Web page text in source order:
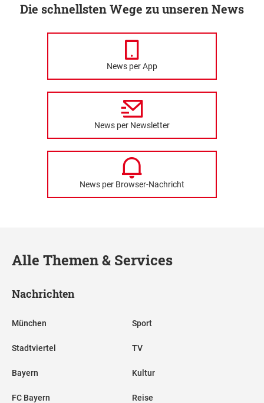
Die schnellsten Wege zu unseren News
News per App
News per Newsletter
News per Browser-Nachricht
Alle Themen & Services
Nachrichten
München
Stadtviertel
Bayern
FC Bayern
Sport
TV
Kultur
Reise